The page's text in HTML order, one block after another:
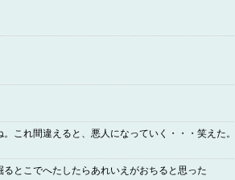
これ間違えると、悪人になっていく・・・笑えた。
とこでへたしたらあれいえがおちると思った